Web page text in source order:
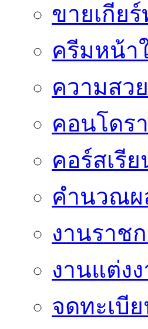
ขายเกีย
ครีมหน้า
ความสว
คอนโดร
คอร์สเรี
คำนวณผ
งานราช
งานแต่ง
จดทะเบี